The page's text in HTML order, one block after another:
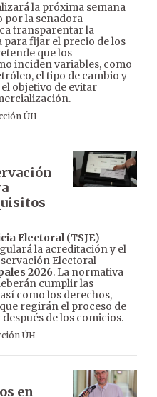
la próxima semana
por la senadora
transparentar la
fijar el precio de los
que los
inciden variables, como
el tipo de cambio y
objetivo de evitar
ÚH
Electoral(TSJE)
la acreditación y el
Electoral
2026. La normativa
cumplir las
como los derechos,
regirán el proceso de
de los comicios.
ÚH
en